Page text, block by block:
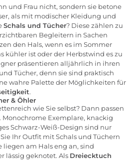
und Frau nicht, sondern sie betone
als mit modischer Kleidung und
Schals und Tücher? Diese zählen zu
Begleitern in Sachen
den Hals, wenn es im Sommer
kühler ist oder der Herbstwind es zu
präsentieren alljährlich in ihren
Tücher, denn sie sind praktisch
wahre Palette der Möglichkeiten für
.
& Öhler
wie Sie selbst? Dann passen
Monochrome Exemplare, knackig
Schwarz-Weiß-Design sind nur
Ihr Outfit mit Schals und Tüchern
am Hals eng an, sind
lässig geknotet. Als Dreiecktuch